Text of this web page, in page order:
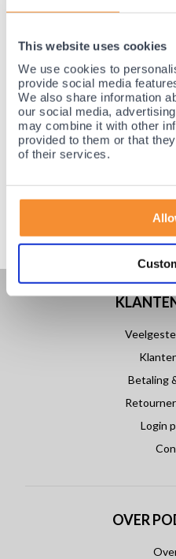
This website uses cookies
We use cookies to
provide social media
We also share information
our social media,
may combine it with other
provided to them or that
of their services.
Betaling
Login
OVER